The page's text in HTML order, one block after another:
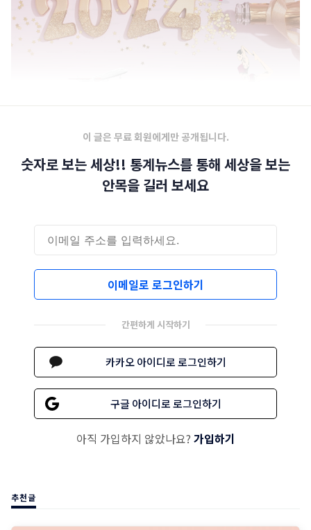
이 글은 무료 회원에게만 공개됩니다.
숫자로 보는 세상!! 통계뉴스를 통해 세상을 보는
안목을 길러 보세요
이메일로 로그인하기
간편하게 시작하기
카카오 아이디로 로그인하기
구글 아이디로 로그인하기
아직 가입하지 않았나요? 가입하기
추천글